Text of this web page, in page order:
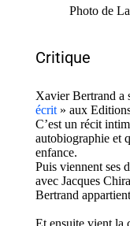
Photo de
Critique
Xavier Bertrand a
écrit» aux
C’est un récit
autobiographie et
enfance.
Puis viennent ses
avec Jacques
Bertrand